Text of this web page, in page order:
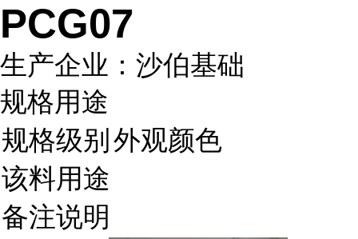
PCG07
生产企业：沙伯基础
规格用途
规格级别 外观颜色
该料用途
备注说明